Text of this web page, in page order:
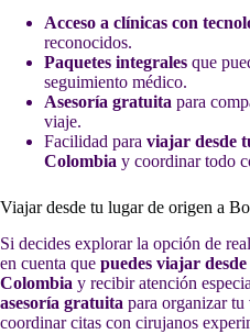
Acceso a clínicas con
reconocidos.
Paquetes integrales que
seguimiento médico.
Asesoría gratuita para
viaje.
Facilidad para viajar desde
Colombia y coordinar todo
Viajar desde tu lugar de origen a
Si decides explorar la opción de
en cuenta que puedes viajar
Colombia y recibir atención
asesoría gratuita para organizar
coordinar citas con cirujanos